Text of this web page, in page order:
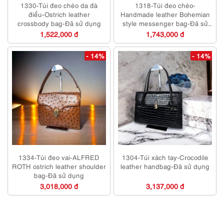
1330-Túi đeo chéo da đà
điểu-Ostrich leather
crossbody bag-Đã sử dụng
1,522,000 đ
1318-Túi đeo chéo-
Handmade leather Bohemian
style messenger bag-Đã sử
dụng/Khá sạch
1,743,000 đ
- 14%
1334-Túi đeo vai-ALFRED
ROTH ostrich leather shoulder
bag-Đã sử dụng
3,018,000 đ
- 14%
1304-Túi xách tay-Crocodile
leather handbag-Đã sử dụng
3,137,000 đ